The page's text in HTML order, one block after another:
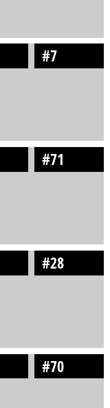
#7
#71
#28
#70